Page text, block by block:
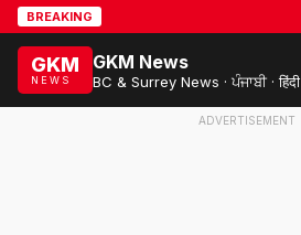
BREAKING
GKM
NEWS
GKM News
BC & Surrey News · ਪੰਜਾਬੀ · हिंदी
ADVERTISEMENT